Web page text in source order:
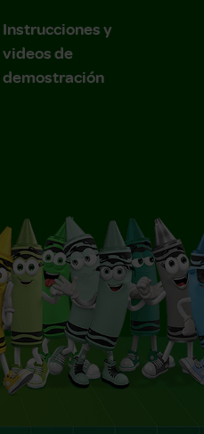
Instrucciones y
videos de
demostración